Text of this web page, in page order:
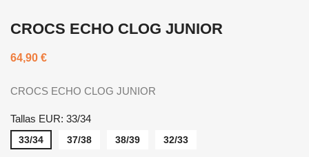
CROCS ECHO CLOG JUNIOR
64,90 €
CROCS ECHO CLOG JUNIOR
Tallas EUR: 33/34
33/34 37/38 38/39 32/33